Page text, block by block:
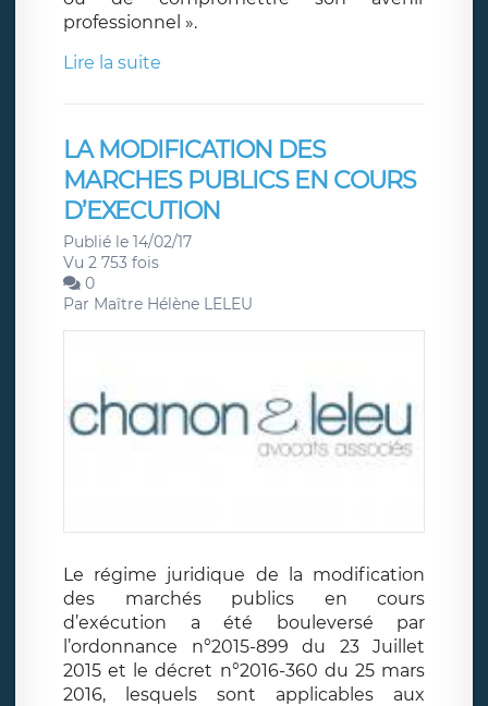
professionnel ».
Lire la suite
LA MODIFICATION DES
MARCHES PUBLICS EN COURS
D’EXECUTION
Publié le 14/02/17
Vu 2 753 fois
0
Par Maître Hélène LELEU
Le régime juridique de la modification
des marchés publics en cours
d’exécution a été bouleversé par
l’ordonnance n°2015-899 du 23 Juillet
2015 et le décret n°2016-360 du 25 mars
2016, lesquels sont applicables aux